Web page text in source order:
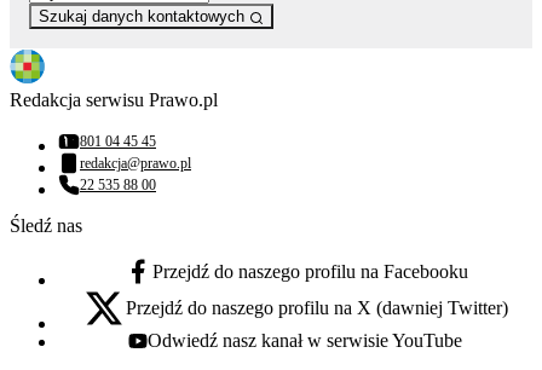
Szukaj danych kontaktowych
Redakcja serwisu Prawo.pl
Numer telefonu:
801 04 45 45
Adres email:
redakcja@prawo.pl
Numer telefonu:
22 535 88 00
Śledź nas
facebook - otwiera się w nowej karcie
Przejdź do naszego profilu na Facebooku
x - otwiera się w nowej karcie
Przejdź do naszego profilu na X (dawniej Twitter)
youtube - otwiera się w nowej karcie
Odwiedź nasz kanał w serwisie YouTube